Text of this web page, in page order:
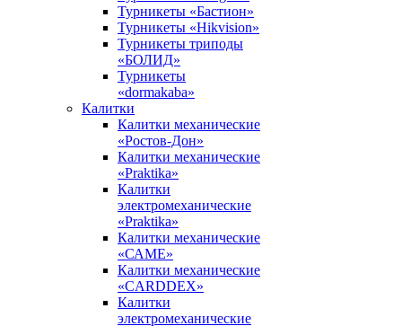
Турникеты «Бастион»
Турникеты «Hikvision»
Турникеты триподы
«БОЛИД»
Турникеты
«dormakaba»
Калитки
Калитки механические
«Ростов-Дон»
Калитки механические
«Praktika»
Калитки
электромеханические
«Praktika»
Калитки механические
«САМЕ»
Калитки механические
«CARDDEX»
Калитки
электромеханические